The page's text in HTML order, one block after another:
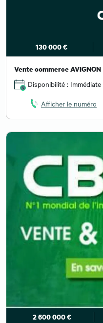
130 000 €
Vente commerce AVIGNON
Disponibilité : Immédiate
Afficher le numéro
2 600 000 €